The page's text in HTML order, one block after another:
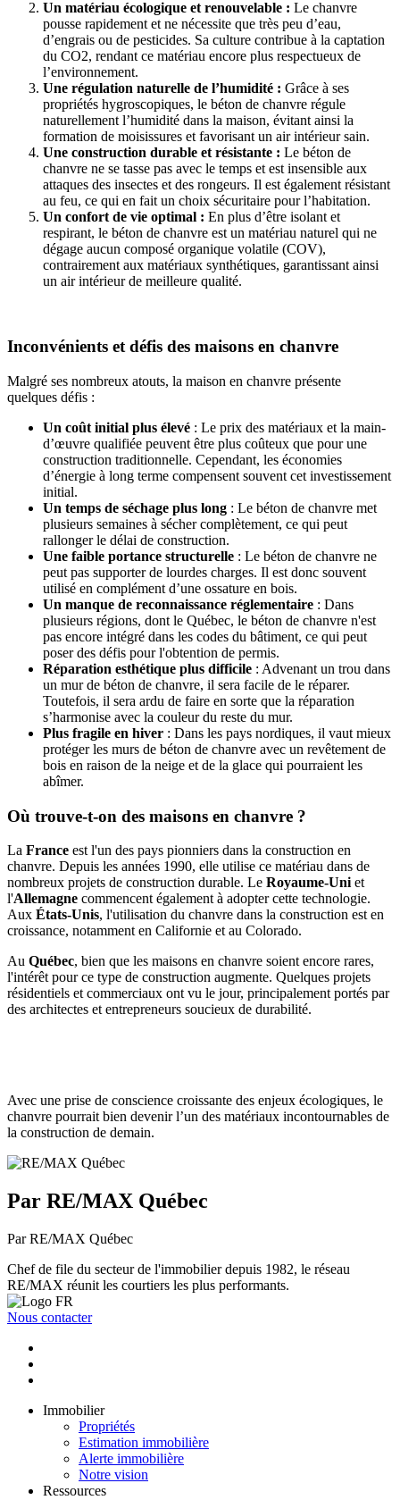
Un matériau écologique et renouvelable : Le chanvre
pousse rapidement et ne nécessite que très peu d’eau,
d’engrais ou de pesticides. Sa culture contribue à la captation
du CO2, rendant ce matériau encore plus respectueux de
l’environnement.
Une régulation naturelle de l’humidité : Grâce à ses
propriétés hygroscopiques, le béton de chanvre régule
naturellement l’humidité dans la maison, évitant ainsi la
formation de moisissures et favorisant un air intérieur sain.
Une construction durable et résistante : Le béton de
chanvre ne se tasse pas avec le temps et est insensible aux
attaques des insectes et des rongeurs. Il est également résistant
au feu, ce qui en fait un choix sécuritaire pour l’habitation.
Un confort de vie optimal : En plus d’être isolant et
respirant, le béton de chanvre est un matériau naturel qui ne
dégage aucun composé organique volatile (COV),
contrairement aux matériaux synthétiques, garantissant ainsi
un air intérieur de meilleure qualité.
Inconvénients et défis des maisons en chanvre
Malgré ses nombreux atouts, la maison en chanvre présente
quelques défis :
Un coût initial plus élevé : Le prix des matériaux et la main-
d’œuvre qualifiée peuvent être plus coûteux que pour une
construction traditionnelle. Cependant, les économies
d’énergie à long terme compensent souvent cet investissement
initial.
Un temps de séchage plus long : Le béton de chanvre met
plusieurs semaines à sécher complètement, ce qui peut
rallonger le délai de construction.
Une faible portance structurelle : Le béton de chanvre ne
peut pas supporter de lourdes charges. Il est donc souvent
utilisé en complément d’une ossature en bois.
Un manque de reconnaissance réglementaire : Dans
plusieurs régions, dont le Québec, le béton de chanvre n'est
pas encore intégré dans les codes du bâtiment, ce qui peut
poser des défis pour l'obtention de permis.
Réparation esthétique plus difficile : Advenant un trou dans
un mur de béton de chanvre, il sera facile de le réparer.
Toutefois, il sera ardu de faire en sorte que la réparation
s’harmonise avec la couleur du reste du mur.
Plus fragile en hiver : Dans les pays nordiques, il vaut mieux
protéger les murs de béton de chanvre avec un revêtement de
bois en raison de la neige et de la glace qui pourraient les
abîmer.
Où trouve-t-on des maisons en chanvre ?
La France est l'un des pays pionniers dans la construction en
chanvre. Depuis les années 1990, elle utilise ce matériau dans de
nombreux projets de construction durable. Le Royaume-Uni et
l'Allemagne commencent également à adopter cette technologie.
Aux États-Unis, l'utilisation du chanvre dans la construction est en
croissance, notamment en Californie et au Colorado.
Au Québec, bien que les maisons en chanvre soient encore rares,
l'intérêt pour ce type de construction augmente. Quelques projets
résidentiels et commerciaux ont vu le jour, principalement portés par
des architectes et entrepreneurs soucieux de durabilité.
Avec une prise de conscience croissante des enjeux écologiques, le
chanvre pourrait bien devenir l’un des matériaux incontournables de
la construction de demain.
Par RE/MAX Québec
Par RE/MAX Québec
Chef de file du secteur de l'immobilier depuis 1982, le réseau
RE/MAX réunit les courtiers les plus performants.
Nous contacter
Immobilier
Propriétés
Estimation immobilière
Alerte immobilière
Notre vision
Ressources